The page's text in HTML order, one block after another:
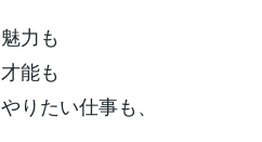
魅力も
才能も
やりたい仕事も、